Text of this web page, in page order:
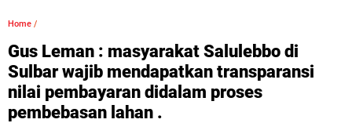
Home /
Gus Leman : masyarakat Salulebbo di
Sulbar wajib mendapatkan transparansi
nilai pembayaran didalam proses
pembebasan lahan .